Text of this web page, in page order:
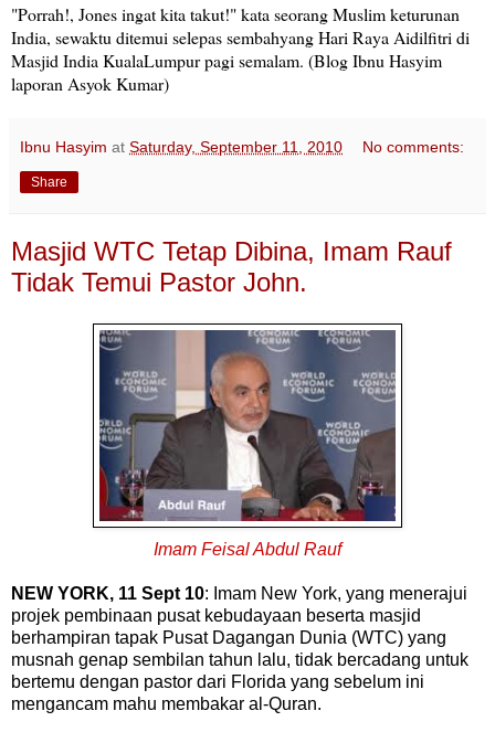
"Porrah!, Jones ingat kita takut!" kata seorang Muslim keturunan
India, sewaktu ditemui selepas sembahyang Hari Raya Aidilfitri di
Masjid India KualaLumpur pagi semalam. (Blog Ibnu Hasyim
laporan Asyok Kumar)
Ibnu Hasyim at Saturday, September 11, 2010 No comments:
Share
Masjid WTC Tetap Dibina, Imam Rauf
Tidak Temui Pastor John.
Imam Feisal Abdul Rauf
NEW YORK, 11 Sept 10: Imam New York, yang menerajui
projek pembinaan pusat kebudayaan beserta masjid
berhampiran tapak Pusat Dagangan Dunia (WTC) yang
musnah genap sembilan tahun lalu, tidak bercadang untuk
bertemu dengan pastor dari Florida yang sebelum ini
mengancam mahu membakar al-Quran.